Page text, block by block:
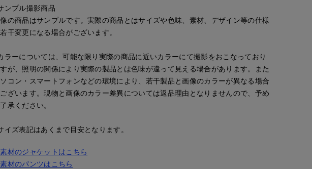
屋7-IDconcept.富山大和7-IDconcept.
ンプル撮影商品
の商品はサンプルです。実際の商品とはサイズや色味、素材、デザイン等の仕様
干変更になる場合がございます。
ラーについては、可能な限り実際の商品に近いカラーにて撮影をおこなっており
すが、照明の関係により実際の製品とは色味が違って見える場合があります。また
コン・スマートフォンなどの環境により、若干製品と画像のカラーが異なる場合
ざいます。現物と画像のカラー差異については返品理由となりませんので、予め
承ください。
イズ表記はあくまで目安となります。
材のジャケットはこちら
材のパンツはこちら